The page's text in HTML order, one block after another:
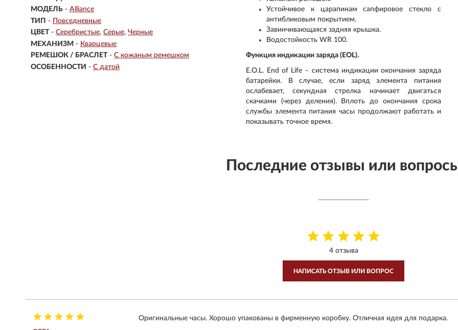
МОДЕЛЬ - Alliance
ТИП - Повседневные
ЦВЕТ - Серебристые Серые Черные
МЕХАНИЗМ - Кварцевые
РЕМЕШОК / БРАСЛЕТ - С кожаным ремешком
ОСОБЕННОСТИ - С датой
Устойчивое к царапинам сапфировое стекло с
антибликовым покрытием.
Завинчивающаяся задняя крышка.
Водостойкость WR 100.
Функция индикации заряда (EOL).
E.O.L. End of Life – система индикации окончания заряда
батарейки. В случае, если заряд элемента питания
ослабевает, секундная стрелка начинает двигаться
скачками (через деления). Вплоть до окончания срока
службы элемента питания часы продолжают работать и
показывать точное время.
Последние отзывы или
4 отзыва
НАПИСАТЬ ОТЗЫВ ИЛИ ВОПРОС
Оригинальные часы. Хорошо упакованы в фирменную коробку. Отличная идея для подарка.